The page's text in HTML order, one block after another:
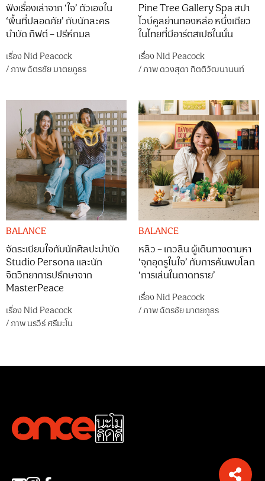
ฟังเรื่องเล่าจาก ‘ใจ’ ตัวเองใน
‘พื้นที่ปลอดภัย’ กับนักละคร
บำบัด กิฟต์ – ปรีห์กมล
เรื่อง Nid Peacock
/ภาพฉัตรชัย มาตยภูธร
Pine Tree Gallery Spa สปา
ไวบ์คูลย่านทองหล่อ หนึ่งเดียว
ในไทยที่มีอาร์ตสเปซในนั้น
เรื่อง Nid Peacock
/ภาพดวงสุดา กิตติวัฒนานนท์
BALANCE
จัดระเบียบใจกับนักศิลปะบำบัด
Studio Persona และนัก
จิตวิทยาการปรึกษาจาก
MasterPeace
เรื่อง Nid Peacock
/ภาพนรวีร์ ศรีมะโน
BALANCE
หลิว – เกวลิน ผู้เดินทางตามหา
‘จุกอุดรูในใจ’ กับการค้นพบโลก
‘การเล่นในถาดทราย’
เรื่อง Nid Peacock
/ภาพฉัตรชัย มาตยภูธร